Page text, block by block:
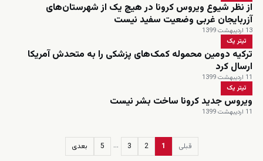
از نظر شیوع ویروس کرونا در هیچ یک از شهرستان‌های
آزربایجان غربی وضعیت سفید نیست
13 اردیبهشت 1399
تیتر یک
ترکیه دومین محموله کمک‌های پزشکی را به متحدش آمریکا
ارسال کرد
11 اردیبهشت 1399
تیتر یک
ویروس جدید کرونا ساخت بشر نیست
11 اردیبهشت 1399
قبلی 1
2
3
…
5 بعدی